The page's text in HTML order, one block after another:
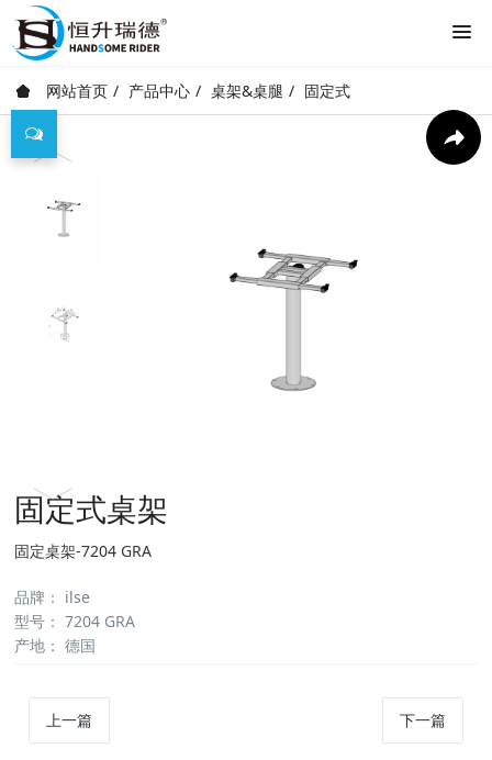
网站首页 产品中心 桌架&桌腿 固定式
固定式桌架
固定桌架-7204 GRA
品牌 ： ilse
型号 ： 7204 GRA
产地 ： 德国
上一篇 下一篇